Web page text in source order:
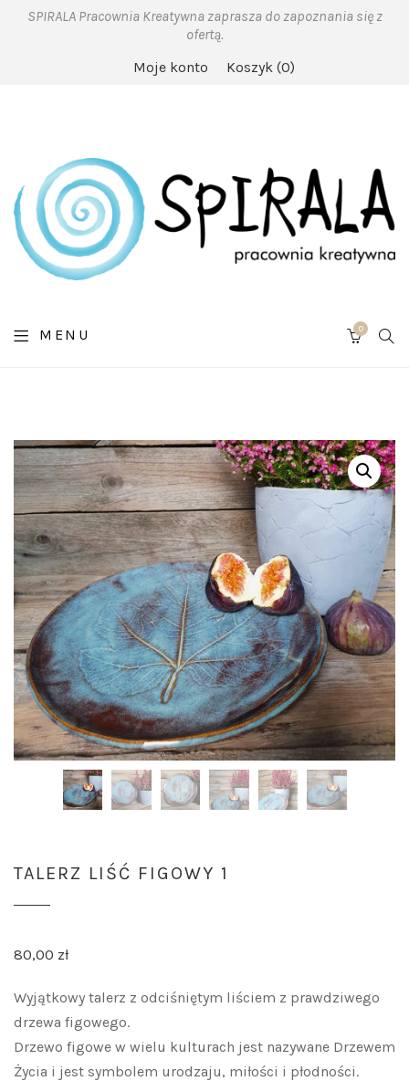
SPIRALA Pracownia Kreatywna zaprasza do zapoznania się z
ofertą.
Moje konto
Koszyk 0
MENU 0
TALERZ LIŚĆ FIGOWY 1
80,00 zł
Wyjątkowy talerz z odciśniętym liściem z prawdziwego
drzewa figowego.
Drzewo figowe w wielu kulturach jest nazywane Drzewem
Życia i jest symbolem urodzaju, miłości i płodności.